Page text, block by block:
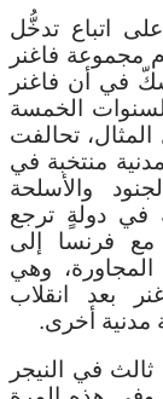
اتباع تدخُّل
مجموعة فاغنر
في أن فاغنر
الخمسة
تحالفت
منتخبة في
والأسلحة
في دولةٍ ترجع
مع فرنسا إلى
المجاورة، وهي
بعد انقلاب
في النيجر